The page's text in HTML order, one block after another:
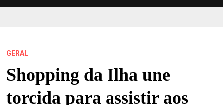
GERAL
Shopping da Ilha une
torcida para assistir aos